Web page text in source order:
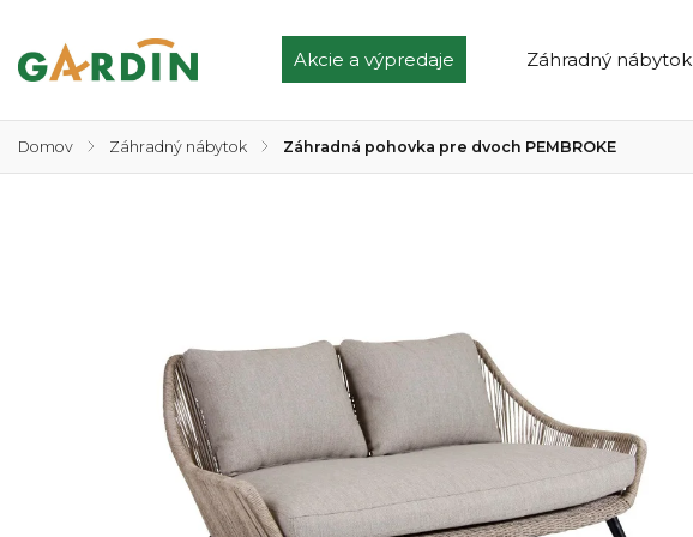
Akcie a výpredaje Záhradný nábytok
Domov / Záhradný nábytok / Záhradná pohovka pre dvoch PEMBROKE